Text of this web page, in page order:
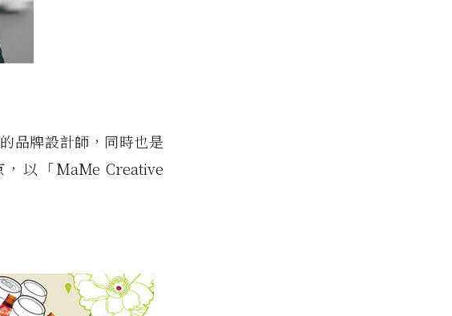
品牌設計師，同時也是
以「MaMe Creative